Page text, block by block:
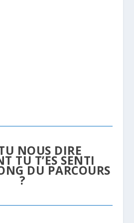
NOUS DIRE
TU T’ES SENTI
DU PARCOURS
?